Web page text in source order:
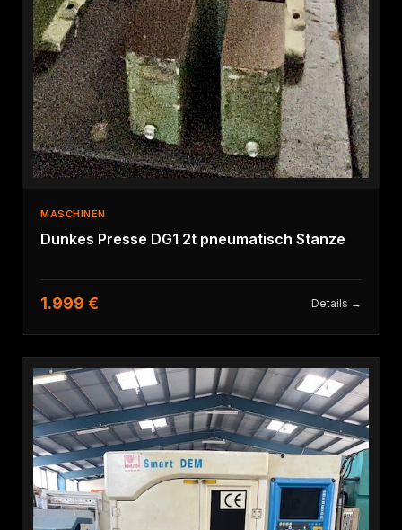
MASCHINEN
Dunkes Presse DG1 2t pneumatisch Stanze
1.999 € Details →